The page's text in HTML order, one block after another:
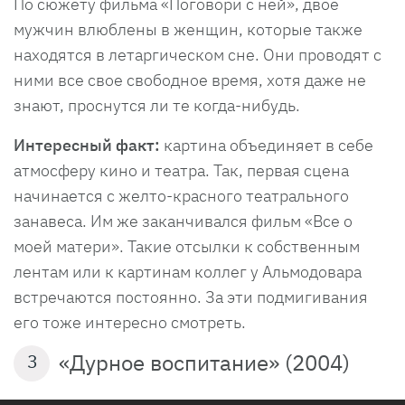
мужчин влюблены в женщин, которые также
находятся в летаргическом сне. Они проводят с
ними все свое свободное время, хотя даже не
знают, проснутся ли те когда-нибудь.
Интересный факт: картина объединяет в себе
атмосферу кино и театра. Так, первая сцена
начинается с желто-красного театрального
занавеса. Им же заканчивался фильм «Все о
моей матери». Такие отсылки к собственным
лентам или к картинам коллег у Альмодовара
встречаются постоянно. За эти подмигивания
его тоже интересно смотреть.
3 «Дурное воспитание» (2004)